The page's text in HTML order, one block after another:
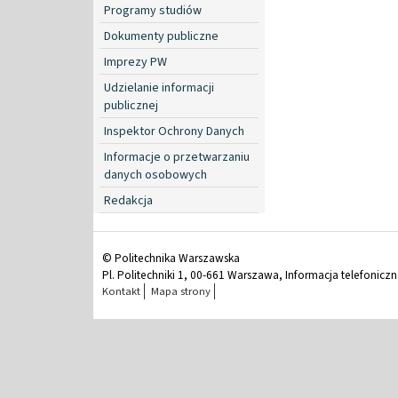
Programy studiów
Dokumenty publiczne
Imprezy PW
Udzielanie informacji
publicznej
Inspektor Ochrony Danych
Informacje o przetwarzaniu
danych osobowych
Redakcja
© Politechnika Warszawska
Pl. Politechniki 1, 00-661 Warszawa, Informacja
Kontakt Mapa strony